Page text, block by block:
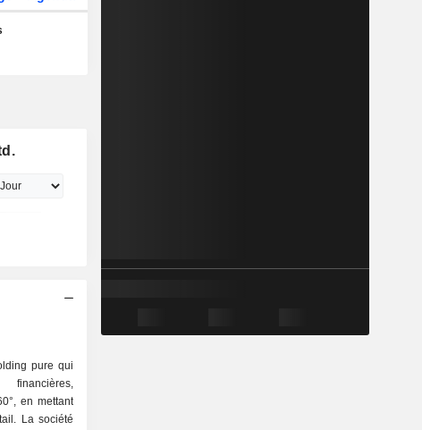
pure qui
en mettant
La société